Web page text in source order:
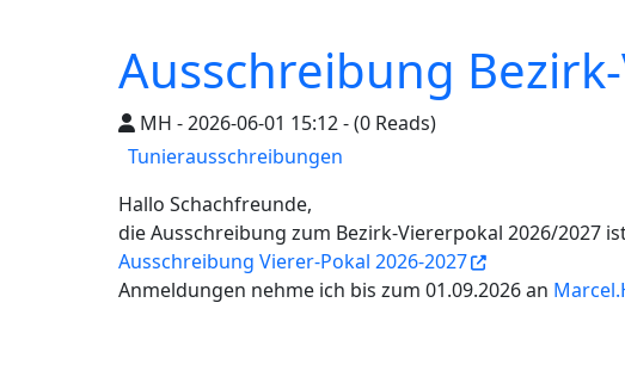
Ausschreibung
MH - 2026-06-01 15:12 - (0 Reads)
Tunierausschreibungen
Hallo Schachfreunde,
die Ausschreibung zum Bezirk-Viererpokal 2026/2027
Ausschreibung Vierer-Pokal 2026-2027
Anmeldungen nehme ich bis zum 01.09.2026 an